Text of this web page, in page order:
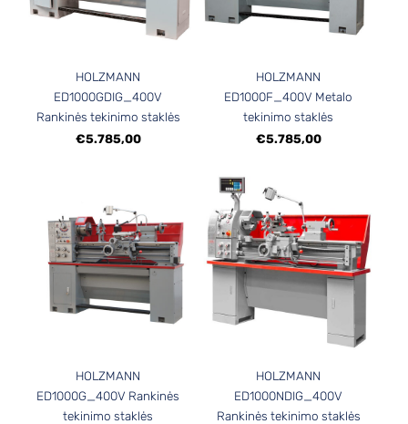
HOLZMANN
ED1000GDIG_400V
Rankinės tekinimo staklės
€5.785,00
HOLZMANN
ED1000F_400V Metalo
tekinimo staklės
€5.785,00
HOLZMANN
ED1000G_400V Rankinės
tekinimo staklės
HOLZMANN
ED1000NDIG_400V
Rankinės tekinimo staklės